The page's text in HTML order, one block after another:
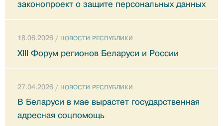
законопроект о защите персональных данных
18.06.2026 / НОВОСТИ РЕСПУБЛИКИ
XIII Форум регионов Беларуси и России
27.04.2026 / НОВОСТИ РЕСПУБЛИКИ
В Беларуси в мае вырастет государственная
адресная соцпомощь